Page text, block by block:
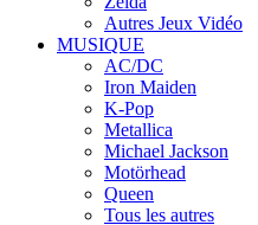
Autres Jeux Vidéo
MUSIQUE
AC/DC
Iron Maiden
K-Pop
Metallica
Michael Jackson
Motörhead
Queen
Tous les autres